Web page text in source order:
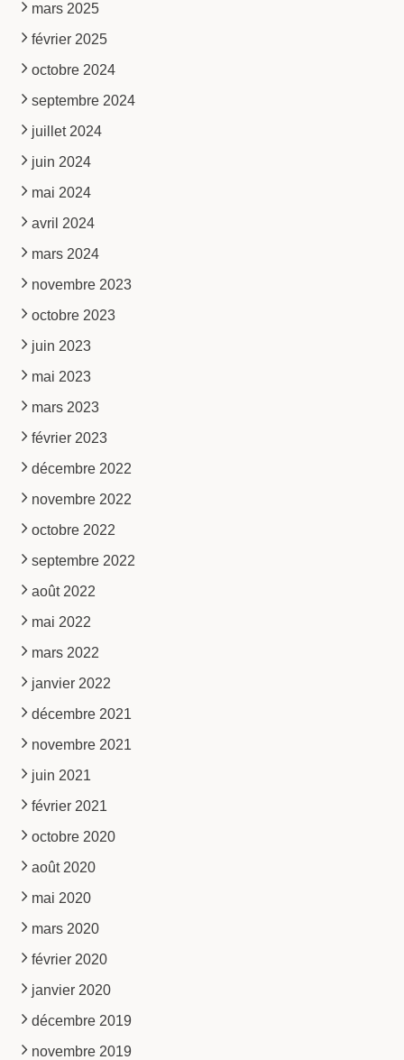
mars 2025
février 2025
octobre 2024
septembre 2024
juillet 2024
juin 2024
mai 2024
avril 2024
mars 2024
novembre 2023
octobre 2023
juin 2023
mai 2023
mars 2023
février 2023
décembre 2022
novembre 2022
octobre 2022
septembre 2022
août 2022
mai 2022
mars 2022
janvier 2022
décembre 2021
novembre 2021
juin 2021
février 2021
octobre 2020
août 2020
mai 2020
mars 2020
février 2020
janvier 2020
décembre 2019
novembre 2019